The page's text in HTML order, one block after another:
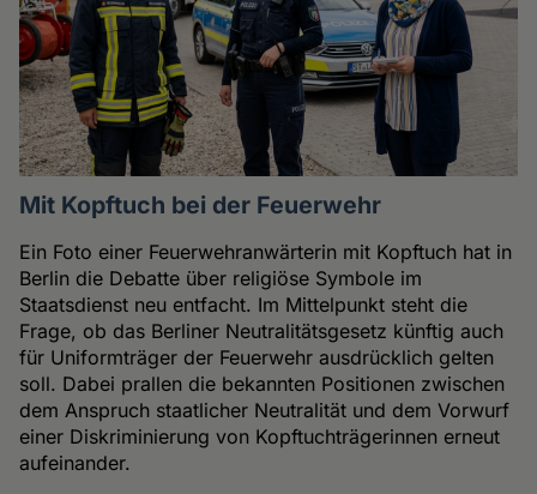
Mit Kopftuch bei der Feuerwehr
Ein Foto einer Feuerwehranwärterin mit Kopftuch hat in
Berlin die Debatte über religiöse Symbole im
Staatsdienst neu entfacht. Im Mittelpunkt steht die
Frage, ob das Berliner Neutralitätsgesetz künftig auch
für Uniformträger der Feuerwehr ausdrücklich gelten
soll. Dabei prallen die bekannten Positionen zwischen
dem Anspruch staatlicher Neutralität und dem Vorwurf
einer Diskriminierung von Kopftuchträgerinnen erneut
aufeinander.